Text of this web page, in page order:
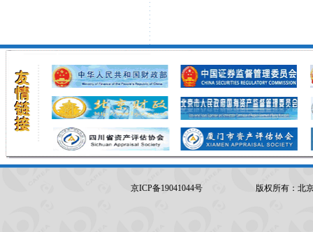
京ICP备19041044号 版权所有：北